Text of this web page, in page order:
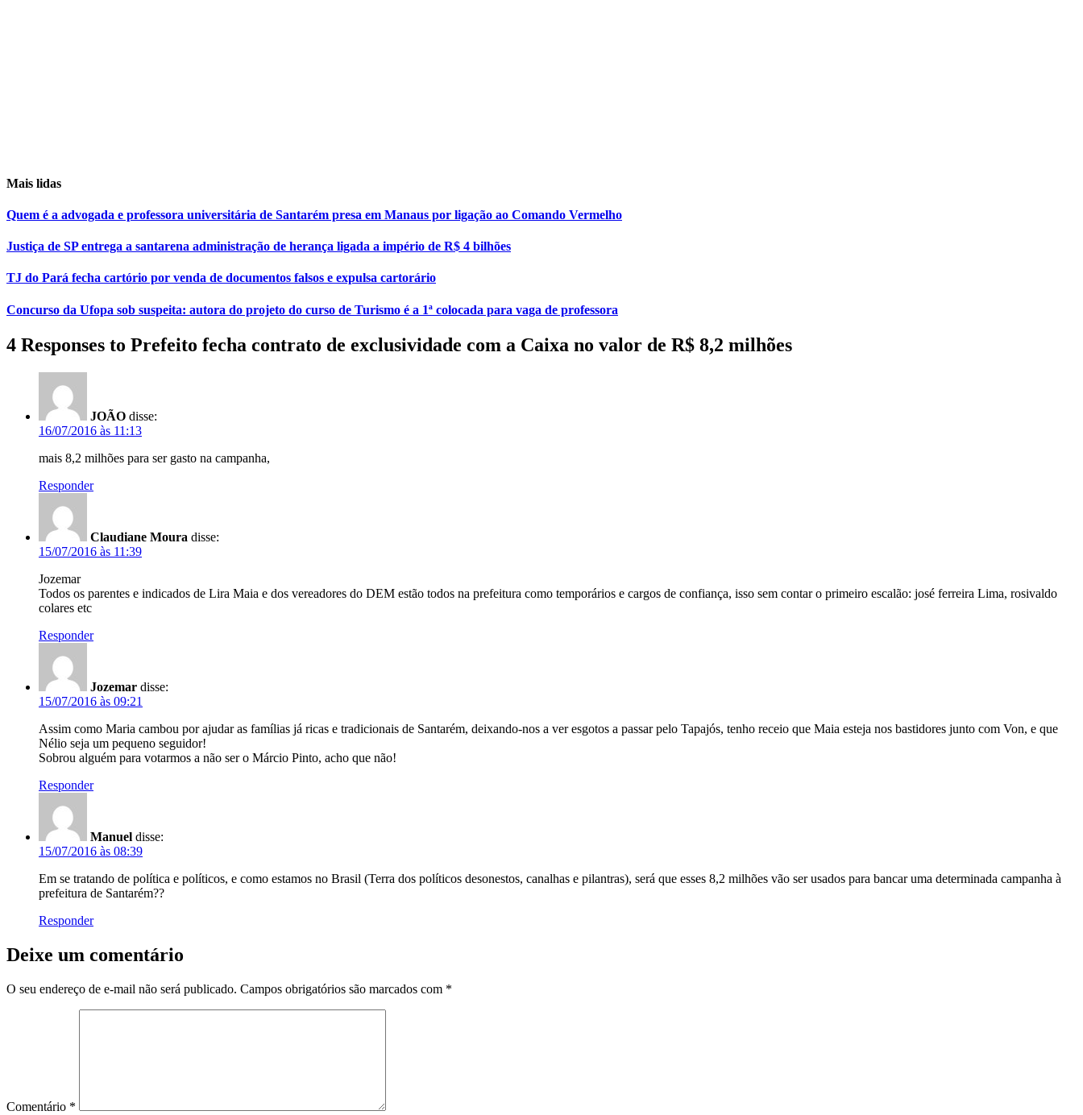
Mais lidas
Quem é a advogada e professora universitária de Santarém presa em Manaus por ligação ao Comando Vermelho
Justiça de SP entrega a santarena administração de herança ligada a império de R$ 4 bilhões
TJ do Pará fecha cartório por venda de documentos falsos e expulsa cartorário
Concurso da Ufopa sob suspeita: autora do projeto do curso de Turismo é a 1ª colocada para vaga de professora
4 Responses to Prefeito fecha contrato de exclusividade com a Caixa no valor de R$ 8,2 milhões
JOÃO disse:
16/07/2016 às 11:13
mais 8,2 milhões para ser gasto na campanha,
Responder
Claudiane Moura disse:
15/07/2016 às 11:39
Jozemar
Todos os parentes e indicados de Lira Maia e dos vereadores do DEM estão todos na prefeitura como temporários e cargos de confiança, isso sem contar o primeiro escalão: josé ferreira Lima, rosivaldo
colares etc
Responder
Jozemar disse:
15/07/2016 às 09:21
Assim como Maria cambou por ajudar as famílias já ricas e tradicionais de Santarém, deixando-nos a ver esgotos a passar pelo Tapajós, tenho receio que Maia esteja nos bastidores junto com Von, e que
Nélio seja um pequeno seguidor!
Sobrou alguém para votarmos a não ser o Márcio Pinto, acho que não!
Responder
Manuel disse:
15/07/2016 às 08:39
Em se tratando de política e políticos, e como estamos no Brasil (Terra dos políticos desonestos, canalhas e pilantras), será que esses 8,2 milhões vão ser usados para bancar uma determinada campanha à
prefeitura de Santarém??
Responder
Deixe um comentário
O seu endereço de e-mail não será publicado. Campos obrigatórios são marcados com *
Comentário *